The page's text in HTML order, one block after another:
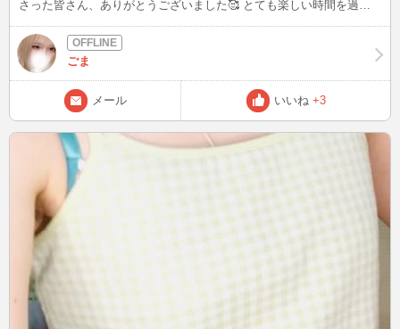
さった皆さん、ありがとうございました🥰 とても楽しい時間を過ご
てください😊 今日もよろしくお願いします💖
ごま
メール いいね +3